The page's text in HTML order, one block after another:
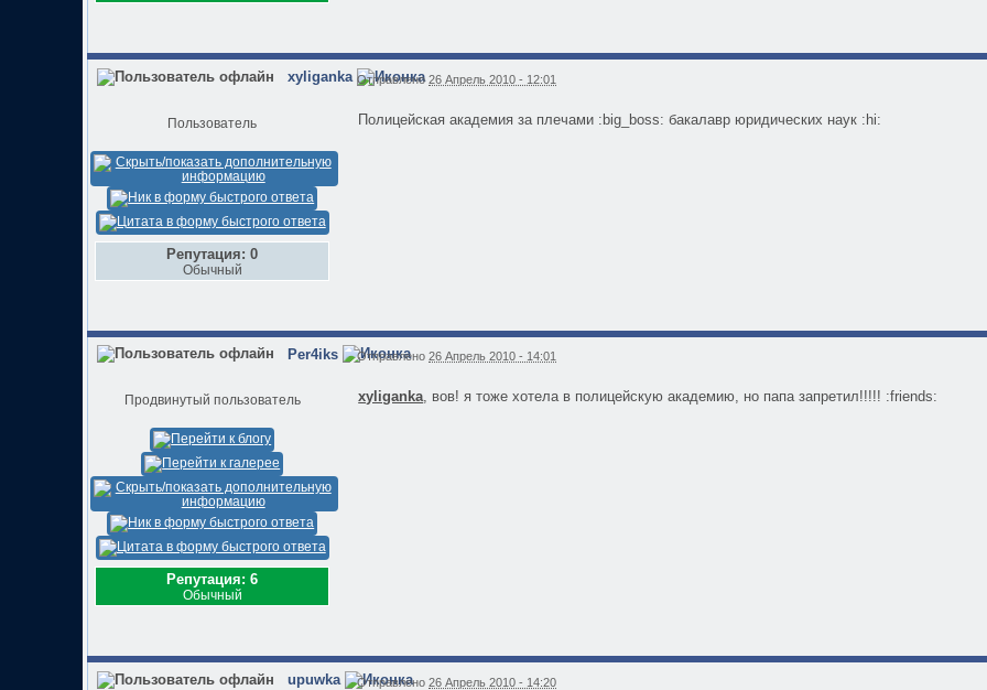
xyliganka
Пользователь
Репутация: 0
Обычный
Отправлено26 Апрель 2010 - 12:01
Полицейская академия за плечами :big_boss: бакалавр юридических наук :hi:
Per4iks
Продвинутый пользователь
Репутация: 6
Обычный
Отправлено26 Апрель 2010 - 14:01
xyliganka, вов! я тоже хотела в полицейскую академию, но папа запретил!!!!! :friends:
upuwka Отправлено26 Апрель 2010 - 14:20